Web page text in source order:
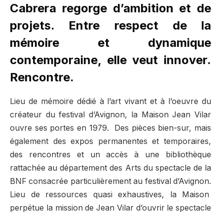
Cabrera regorge d’ambition et de
projets. Entre respect de la
mémoire et dynamique
contemporaine, elle veut innover.
Rencontre.
Lieu de mémoire dédié à l’art vivant et à l’oeuvre du
créateur du festival d’Avignon, la Maison Jean Vilar
ouvre ses portes en 1979. Des pièces bien-sur, mais
également des expos permanentes et temporaires,
des rencontres et un accès à une bibliothèque
rattachée au département des Arts du spectacle de la
BNF consacrée particulièrement au festival d’Avignon.
Lieu de ressources quasi exhaustives, la Maison
perpétue la mission de Jean Vilar d’ouvrir le spectacle